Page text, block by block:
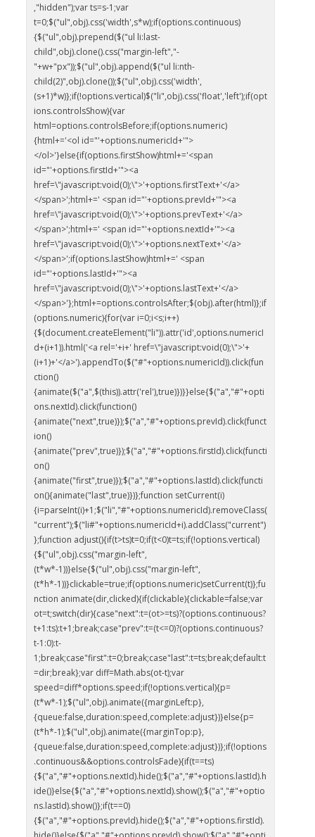
,"hidden");var ts=s-1;var
t=0;$("ul",obj).css('width',s*w);if(options.continuous)
{$("ul",obj).prepend($("ul li:last-
child",obj).clone().css("margin-left","-
"+w+"px"));$("ul",obj).append($("ul li:nth-
child(2)",obj).clone());$("ul",obj).css('width',
(s+1)*w)};if(!options.vertical)$("li",obj).css('float','left');if(opt
ions.controlsShow){var
html=options.controlsBefore;if(options.numeric)
{html+='<ol id="'+options.numericId+'">
</ol>'}else{if(options.firstShow)html+='<span
id="'+options.firstId+'"><a
href=\"javascript:void(0);\">'+options.firstText+'</a>
</span>';html+=' <span id="'+options.prevId+'"><a
href=\"javascript:void(0);\">'+options.prevText+'</a>
</span>';html+=' <span id="'+options.nextId+'"><a
href=\"javascript:void(0);\">'+options.nextText+'</a>
</span>';if(options.lastShow)html+=' <span
id="'+options.lastId+'"><a
href=\"javascript:void(0);\">'+options.lastText+'</a>
</span>'};html+=options.controlsAfter;$(obj).after(html)};if
(options.numeric){for(var i=0;i<s;i++)
{$(document.createElement("li")).attr('id',options.numericI
d+(i+1)).html('<a rel='+i+' href=\"javascript:void(0);\">'+
(i+1)+'</a>').appendTo($("#"+options.numericId)).click(fun
ction()
{animate($("a",$(this)).attr('rel'),true)})}}else{$("a","#"+opti
ons.nextId).click(function()
{animate("next",true)});$("a","#"+options.prevId).click(funct
ion()
{animate("prev",true)});$("a","#"+options.firstId).click(functi
on()
{animate("first",true)});$("a","#"+options.lastId).click(functi
on(){animate("last",true)})};function setCurrent(i)
{i=parseInt(i)+1;$("li","#"+options.numericId).removeClass(
"current");$("li#"+options.numericId+i).addClass("current")
};function adjust(){if(t>ts)t=0;if(t<0)t=ts;if(!options.vertical)
{$("ul",obj).css("margin-left",
(t*w*-1))}else{$("ul",obj).css("margin-left",
(t*h*-1))}clickable=true;if(options.numeric)setCurrent(t)};fu
nction animate(dir,clicked){if(clickable){clickable=false;var
ot=t;switch(dir){case"next":t=(ot>=ts)?(options.continuous?
t+1:ts):t+1;break;case"prev":t=(t<=0)?(options.continuous?
t-1:0):t-
1;break;case"first":t=0;break;case"last":t=ts;break;default:t
=dir;break};var diff=Math.abs(ot-t);var
speed=diff*options.speed;if(!options.vertical){p=
(t*w*-1);$("ul",obj).animate({marginLeft:p},
{queue:false,duration:speed,complete:adjust})}else{p=
(t*h*-1);$("ul",obj).animate({marginTop:p},
{queue:false,duration:speed,complete:adjust})};if(!options
.continuous&&options.controlsFade){if(t==ts)
{$("a","#"+options.nextId).hide();$("a","#"+options.lastId).h
ide()}else{$("a","#"+options.nextId).show();$("a","#"+optio
ns.lastId).show()};if(t==0)
{$("a","#"+options.prevId).hide();$("a","#"+options.firstId).